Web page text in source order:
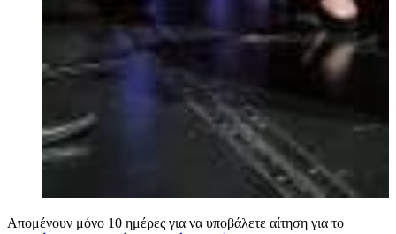
Απομένουν μόνο 10 ημέρες για να υποβάλετε αίτηση για το